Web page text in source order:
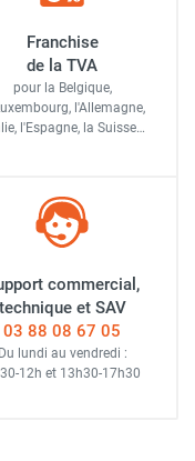
Franchise
de la TVA
pour la Belgique,
l'Allemagne,
l'Espagne, la Suisse…
commercial,
technique et SAV
03 88 08 67 05
Du lundi au vendredi :
12h et 13h30-17h30